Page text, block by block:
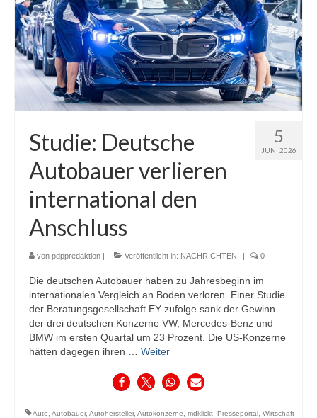
5
JUNI 2026
Studie: Deutsche
Autobauer verlieren
international den
Anschluss
von pdppredaktion | Veröffentlicht in: NACHRICHTEN | 0
Die deutschen Autobauer haben zu Jahresbeginn im
internationalen Vergleich an Boden verloren. Einer Studie
der Beratungsgesellschaft EY zufolge sank der Gewinn
der drei deutschen Konzerne VW, Mercedes-Benz und
BMW im ersten Quartal um 23 Prozent. Die US-Konzerne
hätten dagegen ihren … Weiter
Auto Autobauer, Autohersteller, Autokonzerne mdklickt Presseportal Wirtschaft